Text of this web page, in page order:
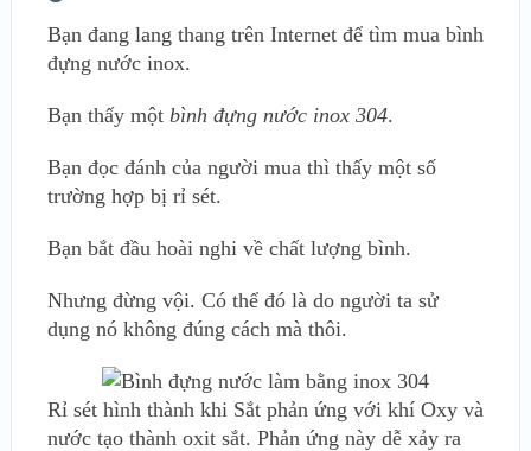
Bạn đang lang thang trên Internet để tìm mua bình
đựng nước inox.
Bạn thấy một bình đựng nước inox 304.
Bạn đọc đánh của người mua thì thấy một số
trường hợp bị rỉ sét.
Bạn bắt đầu hoài nghi về chất lượng bình.
Nhưng đừng vội. Có thể đó là do người ta sử
dụng nó không đúng cách mà thôi.
Rỉ sét hình thành khi Sắt phản ứng với khí Oxy và
nước tạo thành oxit sắt. Phản ứng này dễ xảy ra